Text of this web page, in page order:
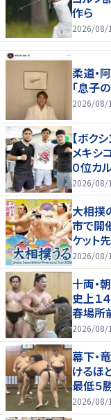
作ら
2026/08/
柔道・
「息子
2026/08/
【ボク
メキシ
０位カ
井上拓
2026/08/
大相撲
市で開
ケット
2026/08/
十両・
史上１
春場所
2026/08/
幕下・
けるほ
最低５
2026/08/